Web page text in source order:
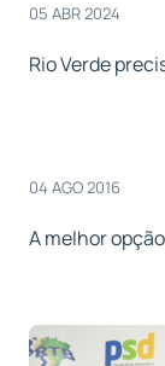
05 ABR 2024
Rio Verde
04 AGO 2016
A melhor